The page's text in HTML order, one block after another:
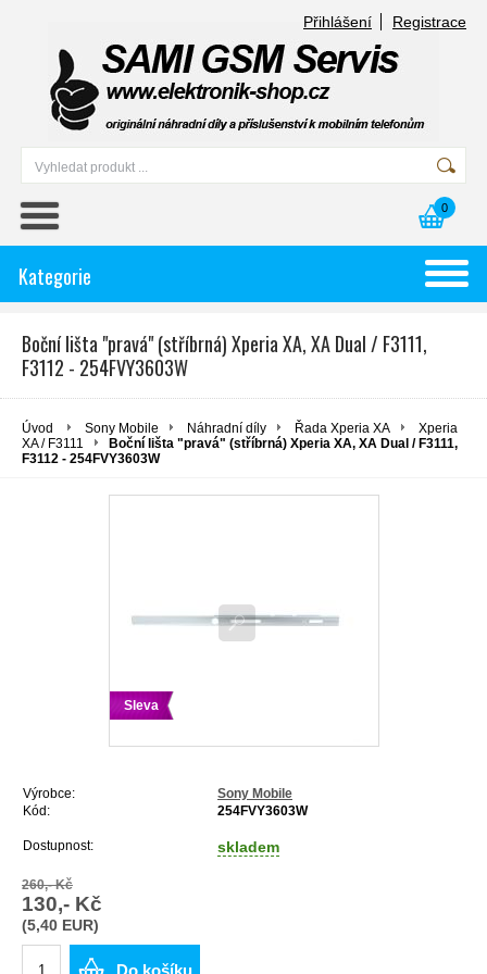
Přihlášení Registrace
0
Kategorie
Boční lišta "pravá" (stříbrná) Xperia XA, XA Dual / F3111,
F3112 - 254FVY3603W
Úvod Sony Mobile Náhradní díly Řada Xperia XA
Xperia
XA / F3111
Boční lišta "pravá" (stříbrná) Xperia XA, XA Dual / F3111,
F3112 - 254FVY3603W
Sleva
Výrobce:
Sony Mobile
Kód:
254FVY3603W
Dostupnost: skladem
260,- Kč
130,- Kč
(5,40 EUR)
Do košíku